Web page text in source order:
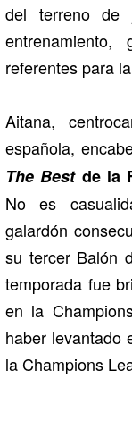
del terreno de
referentes para
Aitana,
española,
The Bestde la
No es
galardón
su tercer Balón
temporada fue
en la
haber levantado
la Champions